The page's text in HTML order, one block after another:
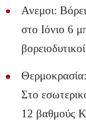
Ανεμοι:
στο Ιόνιο 6
Στο
12 βαθμούς